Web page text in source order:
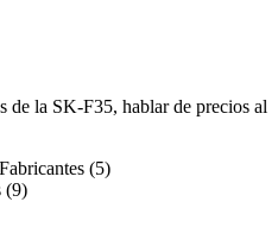
de la SK-F35, hablar de precios al